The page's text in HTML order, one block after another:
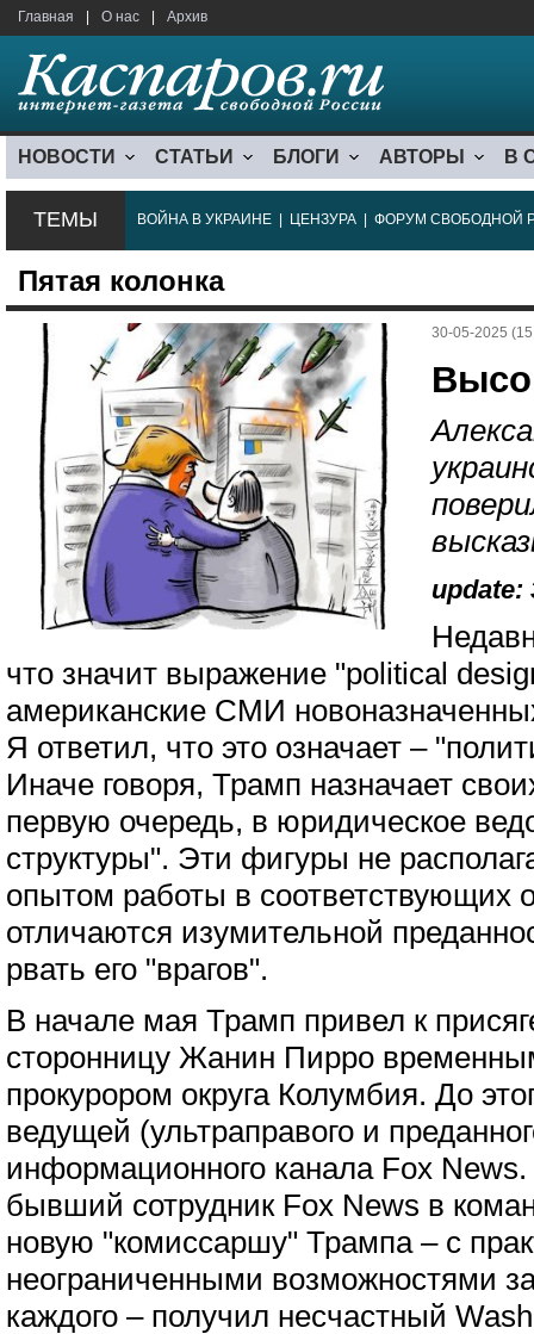
Главная О нас Архив
НОВОСТИ СТАТЬИ БЛОГИ АВТОРЫ В
ТЕМЫ ВОЙНА В УКРАИНЕ ЦЕНЗУРА ФОРУМ СВОБОДНОЙ
Пятая колонка
30-05-2025
update:
что значит выражение "political
американские СМИ
Я ответил, что это означает –
Иначе говоря, Трамп назначает
первую очередь, в юридическое
структуры". Эти фигуры не
опытом работы в соответствующих
отличаются изумительной
рвать его "врагов".
В начале мая Трамп привел к
сторонницу Жанин Пирро
прокурором округа Колумбия. До
ведущей (ультраправого и
информационного канала Fox
бывший сотрудник Fox News в
новую "комиссаршу" Трампа – с
неограниченными возможностями
каждого – получил несчастный